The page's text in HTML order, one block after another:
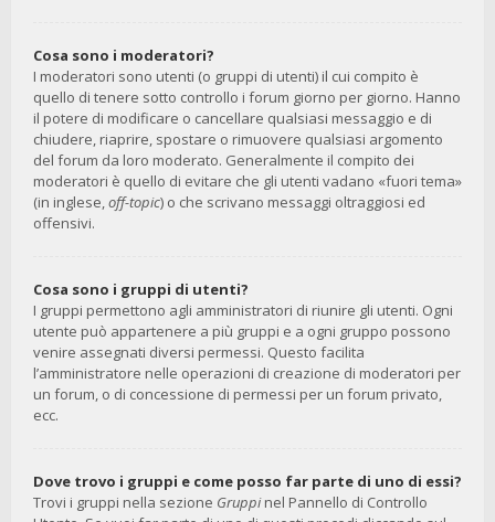
Cosa sono i moderatori?
I moderatori sono utenti (o gruppi di utenti) il cui compito è
quello di tenere sotto controllo i forum giorno per giorno. Hanno
il potere di modificare o cancellare qualsiasi messaggio e di
chiudere, riaprire, spostare o rimuovere qualsiasi argomento
del forum da loro moderato. Generalmente il compito dei
moderatori è quello di evitare che gli utenti vadano «fuori tema»
(in inglese,off-topic) o che scrivano messaggi oltraggiosi ed
offensivi.
Cosa sono i gruppi di utenti?
I gruppi permettono agli amministratori di riunire gli utenti. Ogni
utente può appartenere a più gruppi e a ogni gruppo possono
venire assegnati diversi permessi. Questo facilita
l’amministratore nelle operazioni di creazione di moderatori per
un forum, o di concessione di permessi per un forum privato,
ecc.
Dove trovo i gruppi e come posso far parte di uno di essi?
Trovi i gruppi nella sezione Gruppinel Pannello di Controllo